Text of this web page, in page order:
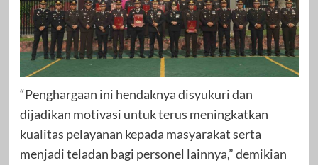
“Penghargaan ini hendaknya disyukuri dan
dijadikan motivasi untuk terus meningkatkan
kualitas pelayanan kepada masyarakat serta
menjadi teladan bagi personel lainnya,” demikian